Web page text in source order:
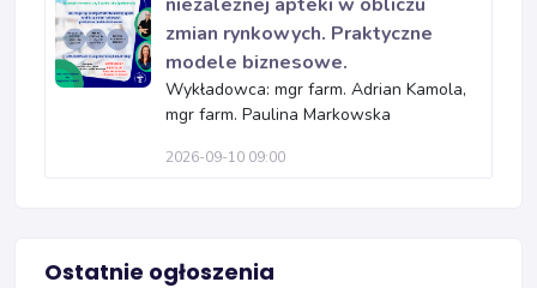
zmian rynkowych. Praktyczne
modele biznesowe.
Wykładowca: mgr farm. Adrian Kamola,
mgr farm. Paulina Markowska
2026-09-10 09:00
Ostatnie ogłoszenia